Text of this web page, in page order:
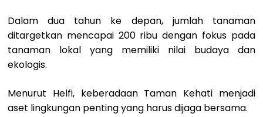
Dalam dua tahun ke depan, jumlah tanaman
ditargetkan mencapai 200 ribu dengan fokus pada
tanaman lokal yang memiliki nilai budaya dan
ekologis.
Menurut Helfi, keberadaan Taman Kehati menjadi
aset lingkungan penting yang harus dijaga bersama.